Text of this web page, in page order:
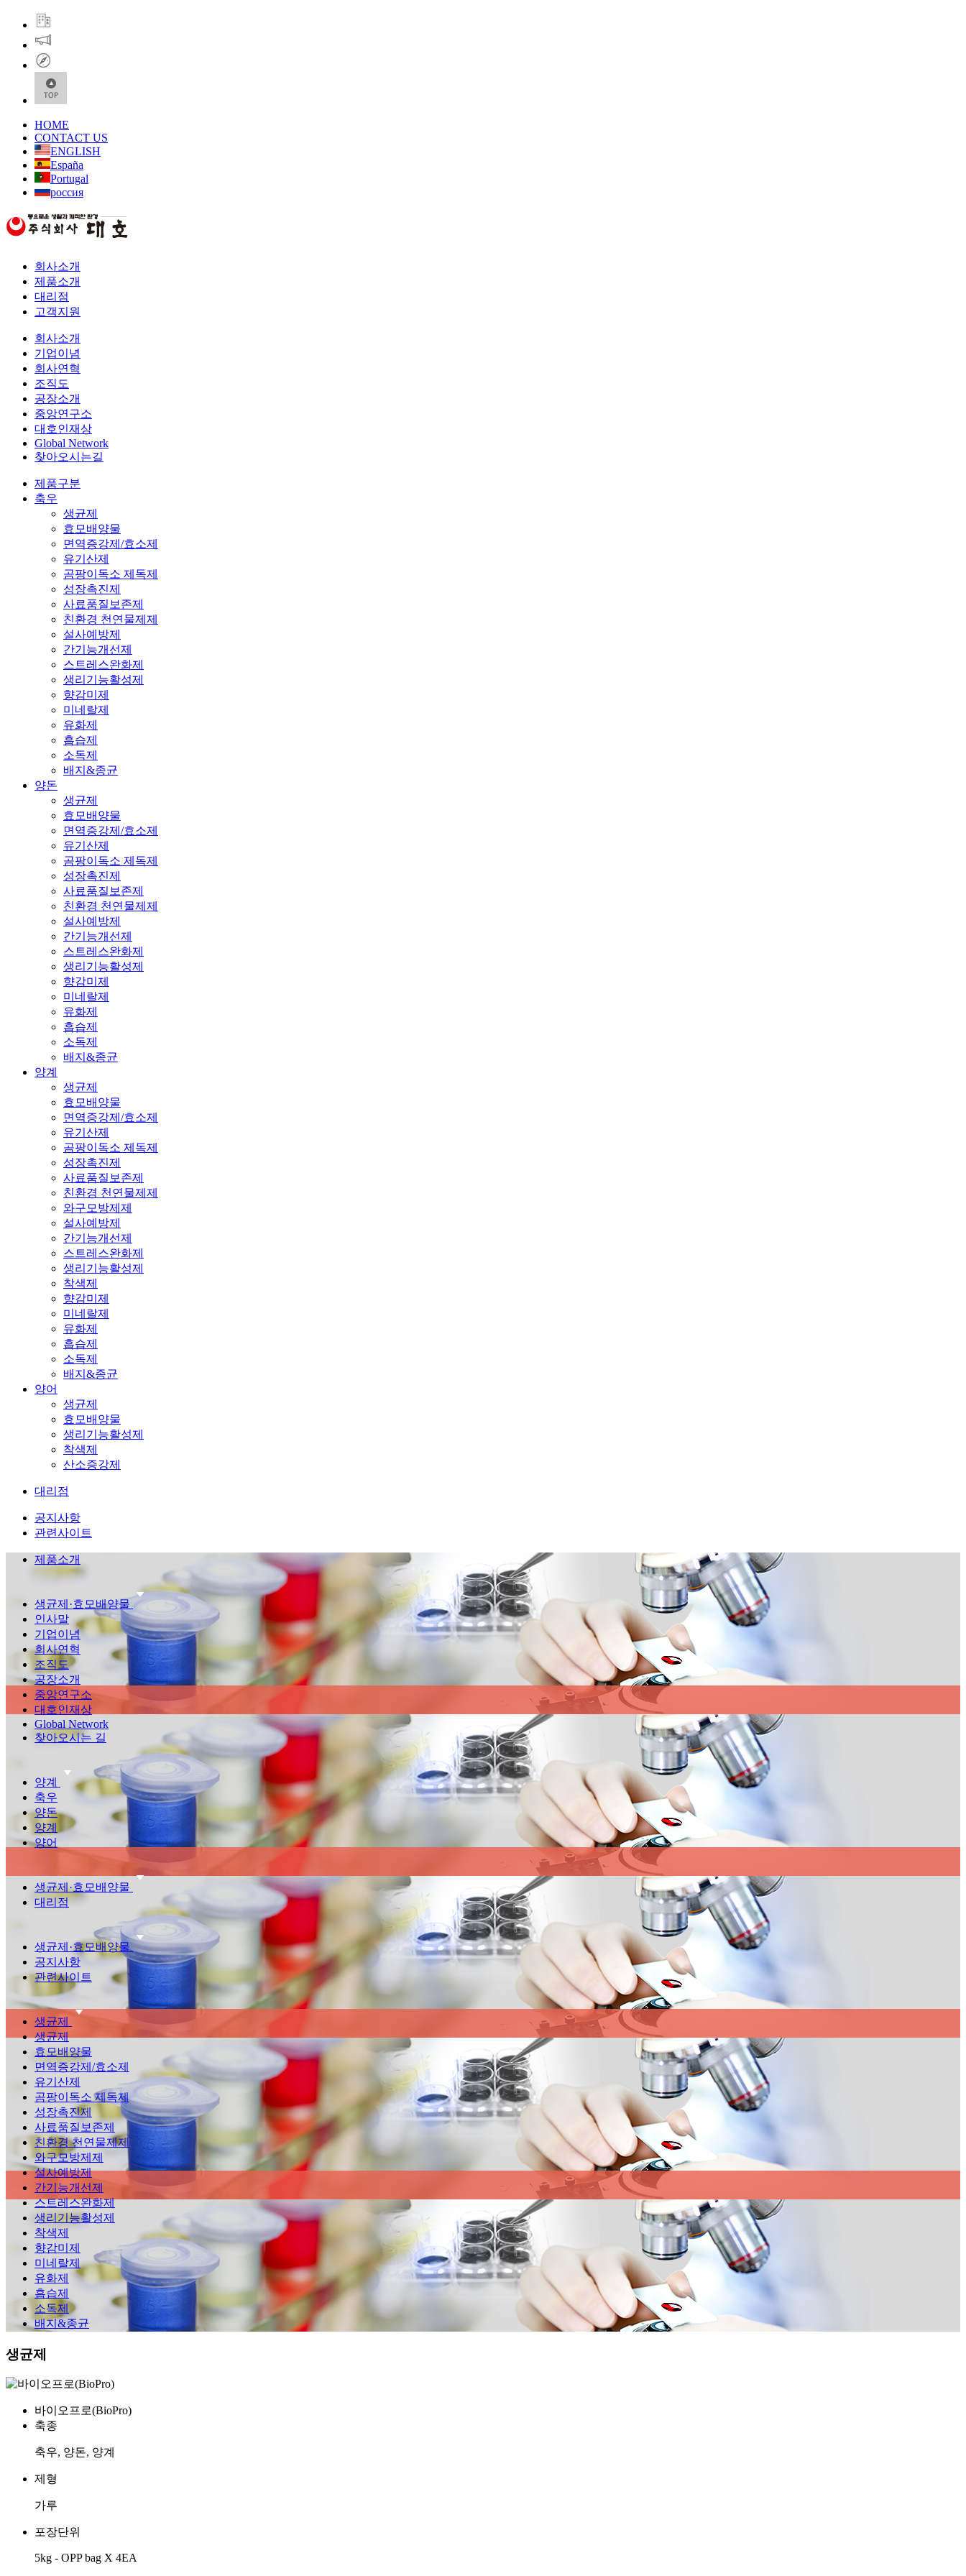
HOME
CONTACT US
ENGLISH
España
Portugal
россия
회사소개
제품소개
대리점
고객지원
회사소개
기업이념
회사연혁
조직도
공장소개
중앙연구소
대호인재상
Global Network
찾아오시는길
제품구분
축우
생균제
효모배양물
면역증강제/효소제
유기산제
곰팡이독소 제독제
성장촉진제
사료품질보존제
친환경 천연물제제
설사예방제
간기능개선제
스트레스완화제
생리기능활성제
향감미제
미네랄제
유화제
흡습제
소독제
배지&종균
양돈
생균제
효모배양물
면역증강제/효소제
유기산제
곰팡이독소 제독제
성장촉진제
사료품질보존제
친환경 천연물제제
설사예방제
간기능개선제
스트레스완화제
생리기능활성제
향감미제
미네랄제
유화제
흡습제
소독제
배지&종균
양계
생균제
효모배양물
면역증강제/효소제
유기산제
곰팡이독소 제독제
성장촉진제
사료품질보존제
친환경 천연물제제
와구모방제제
설사예방제
간기능개선제
스트레스완화제
생리기능활성제
착색제
향감미제
미네랄제
유화제
흡습제
소독제
배지&종균
양어
생균제
효모배양물
생리기능활성제
착색제
산소증강제
대리점
공지사항
관련사이트
제품소개
생균제·효모배양물
인사말
기업이념
회사연혁
조직도
공장소개
중앙연구소
대호인재상
Global Network
찾아오시는 길
양계
축우
양돈
양계
양어
생균제·효모배양물
대리점
생균제·효모배양물
공지사항
관련사이트
생균제
생균제
효모배양물
면역증강제/효소제
유기산제
곰팡이독소 제독제
성장촉진제
사료품질보존제
친환경 천연물제제
와구모방제제
설사예방제
간기능개선제
스트레스완화제
생리기능활성제
착색제
향감미제
미네랄제
유화제
흡습제
소독제
배지&종균
생균제
바이오프로(BioPro)
축종
축우, 양돈, 양계
제형
가루
포장단위
5kg - OPP bag X 4EA